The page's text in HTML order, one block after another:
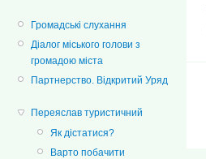
Громадські слухання
Діалог міського голови з
громадою міста
Партнерство. Відкритий Уряд
Переяслав туристичний
Як дістатися?
Варто побачити